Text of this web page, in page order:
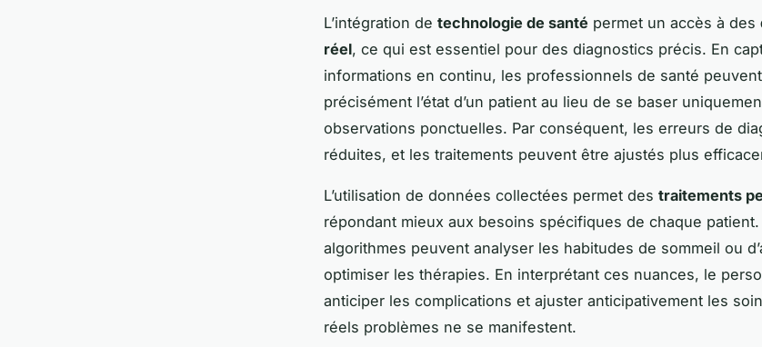
L’intégration de technologie de santé permet un accès à des
réel, ce qui est essentiel pour des diagnostics précis. En
informations en continu, les professionnels de santé
précisément l’état d’un patient au lieu de se baser
observations ponctuelles. Par conséquent, les erreurs de
réduites, et les traitements peuvent être ajustés plus
L’utilisation de données collectées permet des traitements
répondant mieux aux besoins spécifiques de chaque
algorithmes peuvent analyser les habitudes de sommeil ou
optimiser les thérapies. En interprétant ces nuances, le
anticiper les complications et ajuster anticipativement les
réels problèmes ne se manifestent.